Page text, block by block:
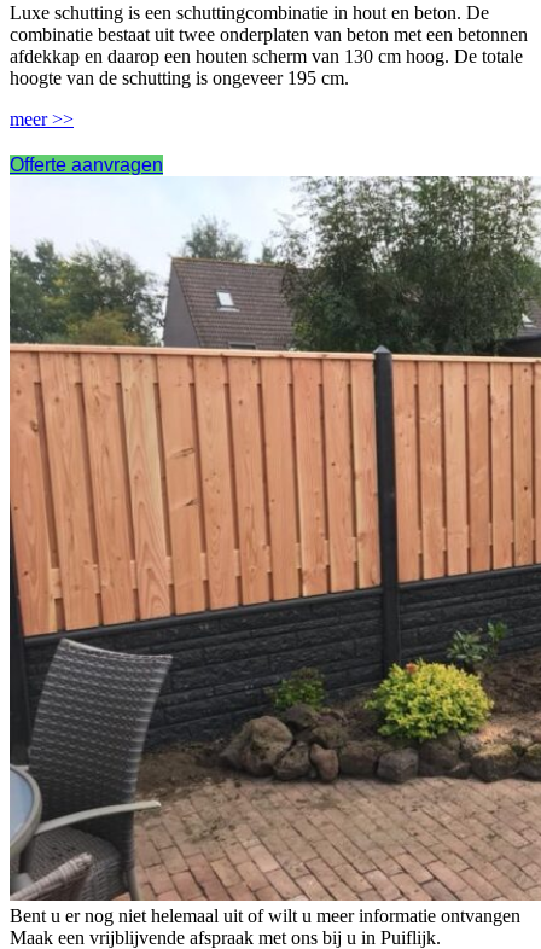
Luxe schutting is een schuttingcombinatie in hout en beton. De
combinatie bestaat uit twee onderplaten van beton met een betonnen
afdekkap en daarop een houten scherm van 130 cm hoog. De totale
hoogte van de schutting is ongeveer 195 cm.
meer >>
Offerte aanvragen
Bent u er nog niet helemaal uit of wilt u meer informatie ontvangen
Maak een vrijblijvende afspraak met ons bij u in Puiflijk.